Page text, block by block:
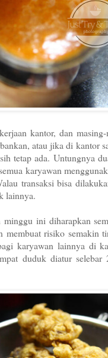
kantor, dan
atau jika di kantor
tetap ada. Untungnya
karyawan
transaksi bisa
lainnya.
ini diharapkan
risiko semakin
karyawan lainnya di
duduk diatur